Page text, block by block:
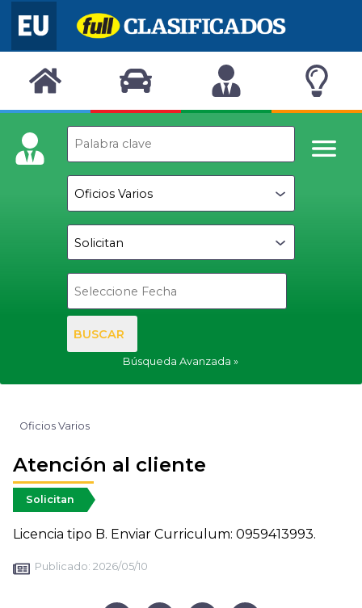
BUSCAR
Búsqueda Avanzada
Oficios Varios
Atención al cliente
Solicitan
Licencia tipo B. Enviar Curriculum: 0959413993.
Publicado: 2026/05/10